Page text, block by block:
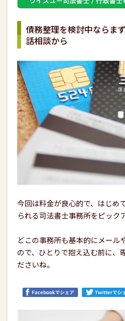
債務整理を検討中ならま
話相談から
今回は料金が良心的で、はじめ
られる司法書士事務所をピック
どこの事務所も基本的にメール
ので、ひとりで抱え込む前に、
ださいね。